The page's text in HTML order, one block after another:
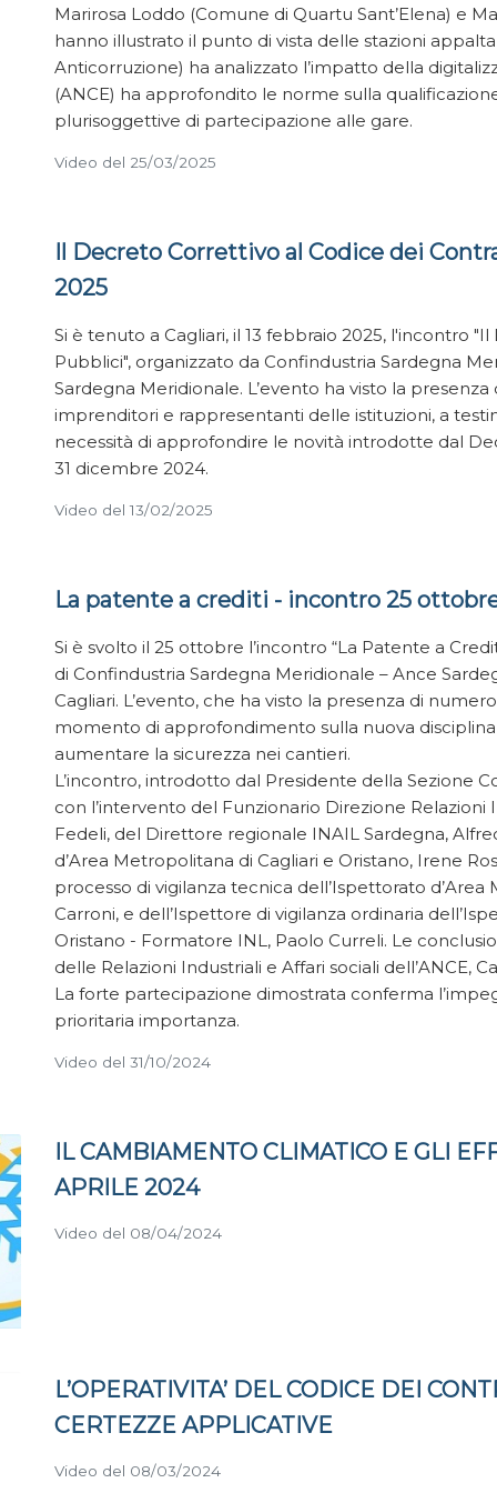
Marirosa Loddo (Comune di Quartu Sant’Elena) e
hanno illustrato il punto di vista delle stazioni
Anticorruzione) ha analizzato l’impatto della
(ANCE) ha approfondito le norme sulla
plurisoggettive di partecipazione alle gare.
Video del 25/03/2025
Il Decreto Correttivo al Codice dei
2025
Si è tenuto a Cagliari, il 13 febbraio 2025, l'incontro
Pubblici", organizzato da Confindustria Sardegna
Sardegna Meridionale. L’evento ha visto la
imprenditori e rappresentanti delle istituzioni, a
necessità di approfondire le novità introdotte dal
31 dicembre 2024.
Video del 13/02/2025
La patente a crediti - incontro 25
Si è svolto il 25 ottobre l’incontro “La Patente a
di Confindustria Sardegna Meridionale – Ance
Cagliari. L’evento, che ha visto la presenza di
momento di approfondimento sulla nuova
aumentare la sicurezza nei cantieri.
L’incontro, introdotto dal Presidente della Sezione
con l’intervento del Funzionario Direzione Relazioni
Fedeli, del Direttore regionale INAIL Sardegna,
d’Area Metropolitana di Cagliari e Oristano, Irene
processo di vigilanza tecnica dell’Ispettorato
Carroni, e dell’Ispettore di vigilanza ordinaria
Oristano - Formatore INL, Paolo Curreli. Le
delle Relazioni Industriali e Affari sociali dell’ANCE,
La forte partecipazione dimostrata conferma
prioritaria importanza.
Video del 31/10/2024
IL CAMBIAMENTO CLIMATICO E GLI
APRILE 2024
Video del 08/04/2024
L’OPERATIVITA’ DEL CODICE DEI
CERTEZZE APPLICATIVE
Video del 08/03/2024